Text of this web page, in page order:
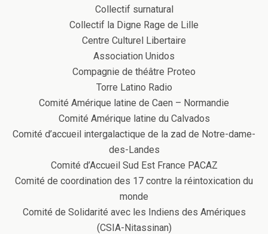
Collectif surnatural
Collectif la Digne Rage de Lille
Centre Culturel Libertaire
Association Unidos
Compagnie de théâtre Proteo
Torre Latino Radio
Comité Amérique latine de Caen – Normandie
Comité Amérique latine du Calvados
Comité d’accueil intergalactique de la zad de Notre-dame-
des-Landes
Comité d’Accueil Sud Est France PACAZ
Comité de coordination des 17 contre la réintoxication du
monde
Comité de Solidarité avec les Indiens des Amériques
(CSIA-Nitassinan)